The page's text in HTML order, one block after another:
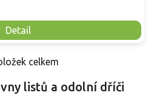
Detail
O
l
celkem
listů a odolní dříči